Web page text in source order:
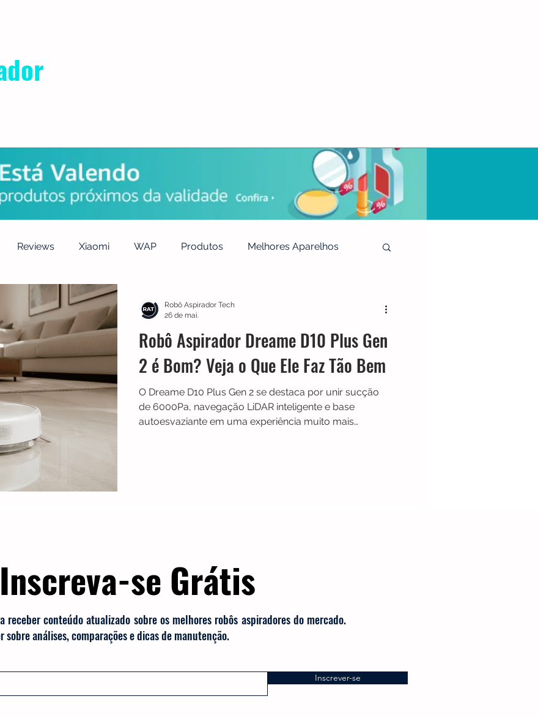
Reviews Xiaomi WAP Produtos Melhores Aparelhos
Guias Liectroux
Karcher Roborock iRobot Shark Zaco
Philco Neatsvor Ropo Extratoras Limpador de Pisos
Robô Aspirador Dreame D10 Plus Gen
2 é Bom? Veja o Que Ele Faz Tão Bem
O Dreame D10 Plus Gen 2 se destaca por unir sucção
de 6000Pa, navegação LiDAR inteligente e base
autoesvaziante em uma experiência muito mais
Robô Aspirador Tech
26 de mai.
Inscreva-se Grátis
receber conteúdo atualizado sobre os melhores robôs aspiradores do mercado.
sobre análises, comparações e dicas de manutenção.
Inscrever-se